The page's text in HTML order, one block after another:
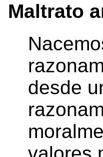
Maltrato
desde